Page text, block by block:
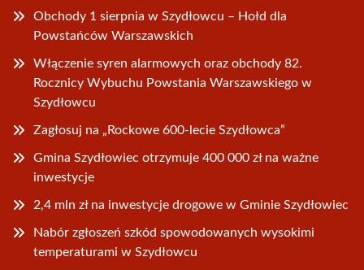
Obchody 1 sierpnia w Szydłowcu – Hołd dla
Powstańców Warszawskich
Włączenie syren alarmowych oraz obchody 82.
Rocznicy Wybuchu Powstania Warszawskiego w
Szydłowcu
Zagłosuj na „Rockowe 600-lecie Szydłowca”
Gmina Szydłowiec otrzymuje 400 000 zł na ważne
inwestycje
2,4 mln zł na inwestycje drogowe w Gminie Szydłowiec
Nabór zgłoszeń szkód spowodowanych wysokimi
temperaturami w Szydłowcu